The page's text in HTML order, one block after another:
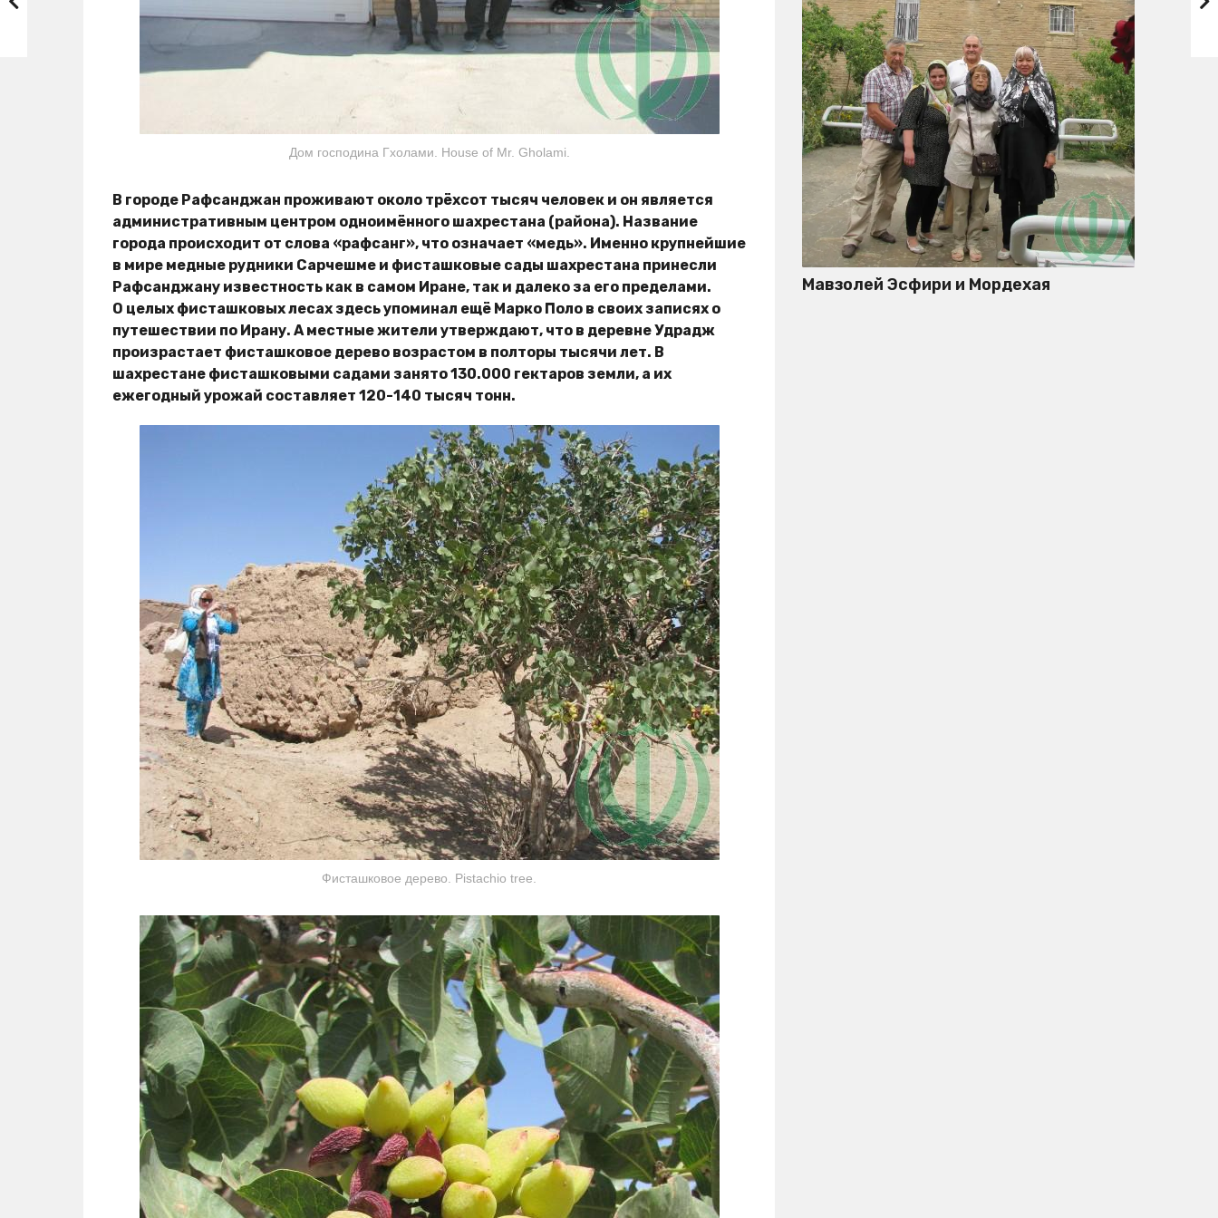
Дом господина Гхолами. House of Mr. Gholami.
В городе Рафсанджан проживают около трёхсот тысяч человек и он является
административным центром одноимённого шахрестана (района). Название
города происходит от слова «рафсанг», что означает «медь». Именно крупнейшие
в мире медные рудники Сарчешме и фисташковые сады шахрестана принесли
Рафсанджану известность как в самом Иране, так и далеко за его пределами.
О целых фисташковых лесах здесь упоминал ещё Марко Поло в своих записях о
путешествии по Ирану. А местные жители утверждают, что в деревне Удрадж
произрастает фисташковое дерево возрастом в полторы тысячи лет. В
шахрестане фисташковыми садами занято 130.000 гектаров земли, а их
ежегодный урожай составляет 120-140 тысяч тонн.
Фисташковое дерево. Pistachio tree.
Мавзолей Эсфири и Мордехая